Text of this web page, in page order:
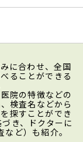
に合わせ、全国
ることができる
院の特徴などの
検査名などから
探すことができ
き、ドクターに
ど）も紹介。